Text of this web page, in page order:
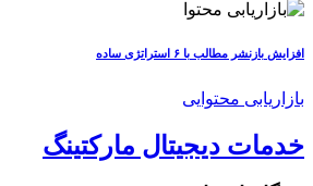
افزایش بازنشر مطالب با ۶ استراتژی ساده
بازاریابی محتوایی
خدمات دیجیتال مارکتینگ